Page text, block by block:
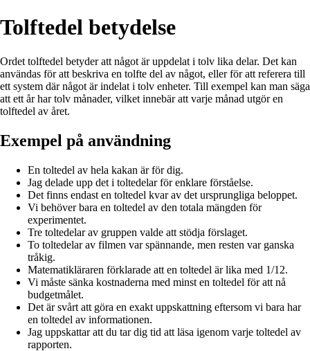
Tolftedel betydelse
Ordet tolftedel betyder att något är uppdelat i tolv lika delar. Det kan
användas för att beskriva en tolfte del av något, eller för att referera till
ett system där något är indelat i tolv enheter. Till exempel kan man säga
att ett år har tolv månader, vilket innebär att varje månad utgör en
tolftedel av året.
Exempel på användning
En toltedel av hela kakan är för dig.
Jag delade upp det i toltedelar för enklare förståelse.
Det finns endast en toltedel kvar av det ursprungliga beloppet.
Vi behöver bara en toltedel av den totala mängden för
experimentet.
Tre toltedelar av gruppen valde att stödja förslaget.
To toltedelar av filmen var spännande, men resten var ganska
tråkig.
Matematikläraren förklarade att en toltedel är lika med 1/12.
Vi måste sänka kostnaderna med minst en toltedel för att nå
budgetmålet.
Det är svårt att göra en exakt uppskattning eftersom vi bara har
en toltedel av informationen.
Jag uppskattar att du tar dig tid att läsa igenom varje toltedel av
rapporten.